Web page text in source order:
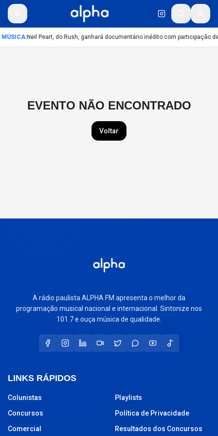
MÚSICA:Neil Peart, do Rush, ganhará documentário inédito com participação
EVENTO NÃO ENCONTRADO
Voltar
A rádio paulista ALPHA FM apresenta o melhor da
programação musical nacional e internacional. Sintonize nos
101.7 e ouça música de qualidade.
LINKS RÁPIDOS
Colunistas
Concursos
Comercial
Playlists
Política de Privacidade
Resultados dos Concursos